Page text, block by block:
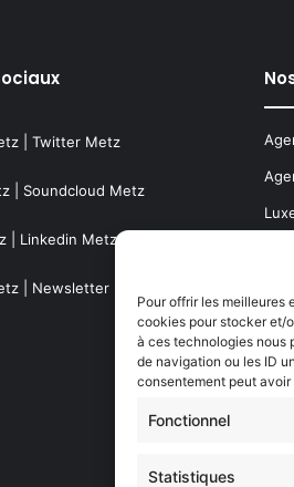
Pour offrir les meilleures
cookies pour stocker et/
à ces technologies nous
de navigation ou les ID
consentement peut
Fonctionnel
Statistiques
| Twitter Metz
| Soundcloud Metz
| Linkedin Metz
| Newsletter Metz